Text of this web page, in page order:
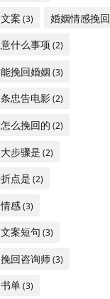
案 (3) 婚姻情感挽回
什么事项 (2)
挽回婚姻 (3)
忠告电影(2)
么挽回的 (2)
步骤是 (2)
点是 (2)
感(3)
案短句 (3)
回咨询师(3)
单(3)